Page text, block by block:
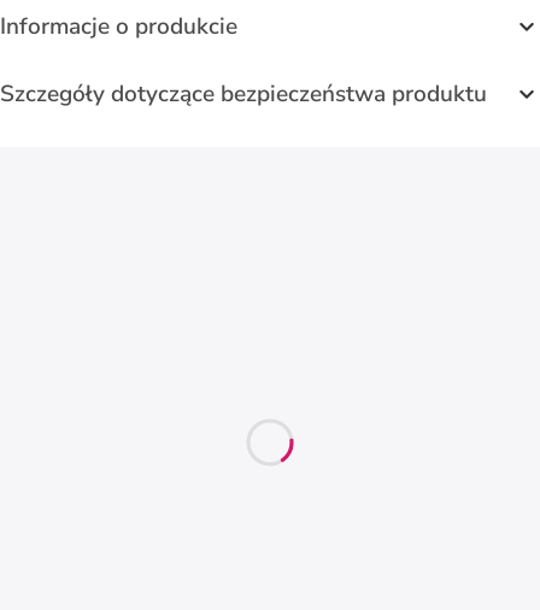
Informacje o produkcie
Szczegóły dotyczące bezpieczeństwa produktu